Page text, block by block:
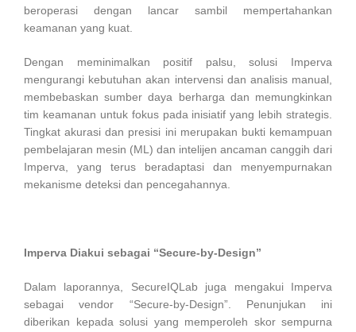
beroperasi dengan lancar sambil mempertahankan
keamanan yang kuat.
Dengan meminimalkan positif palsu, solusi Imperva
mengurangi kebutuhan akan intervensi dan analisis manual,
membebaskan sumber daya berharga dan memungkinkan
tim keamanan untuk fokus pada inisiatif yang lebih strategis.
Tingkat akurasi dan presisi ini merupakan bukti kemampuan
pembelajaran mesin (ML) dan intelijen ancaman canggih dari
Imperva, yang terus beradaptasi dan menyempurnakan
mekanisme deteksi dan pencegahannya.
Imperva Diakui sebagai “Secure-by-Design”
Dalam laporannya, SecureIQLab juga mengakui Imperva
sebagai vendor “Secure-by-Design”. Penunjukan ini
diberikan kepada solusi yang memperoleh skor sempurna